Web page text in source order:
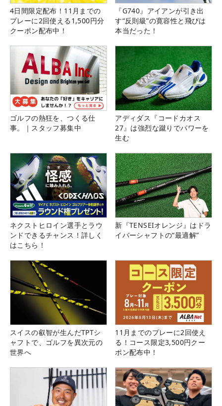
4日間限定配布！11月までの
プレーに2回使える1,500円分
クーポン配布中！
『G740』アイアンが引き出
す“反則級”の寛容性と飛びは
本当だった！
ゴルフの熱狂を、つくる仕
事。｜スタッフ募集中
アディダス『コードカオス
27』は強烈な蹴りでパワーを
生む
ネクストヒロイン選手とラウ
ンドできるチャンス！詳しく
はこちら！
新『TENSEIオレンジ』はドラ
イバーシャフトの“最適解”
スイスの叡智が生んだTPTシ
ャフトで、ゴルフを異次元の
世界へ
11月までのプレーに2回使え
る！コース限定3,500円クー
ポン配布中！